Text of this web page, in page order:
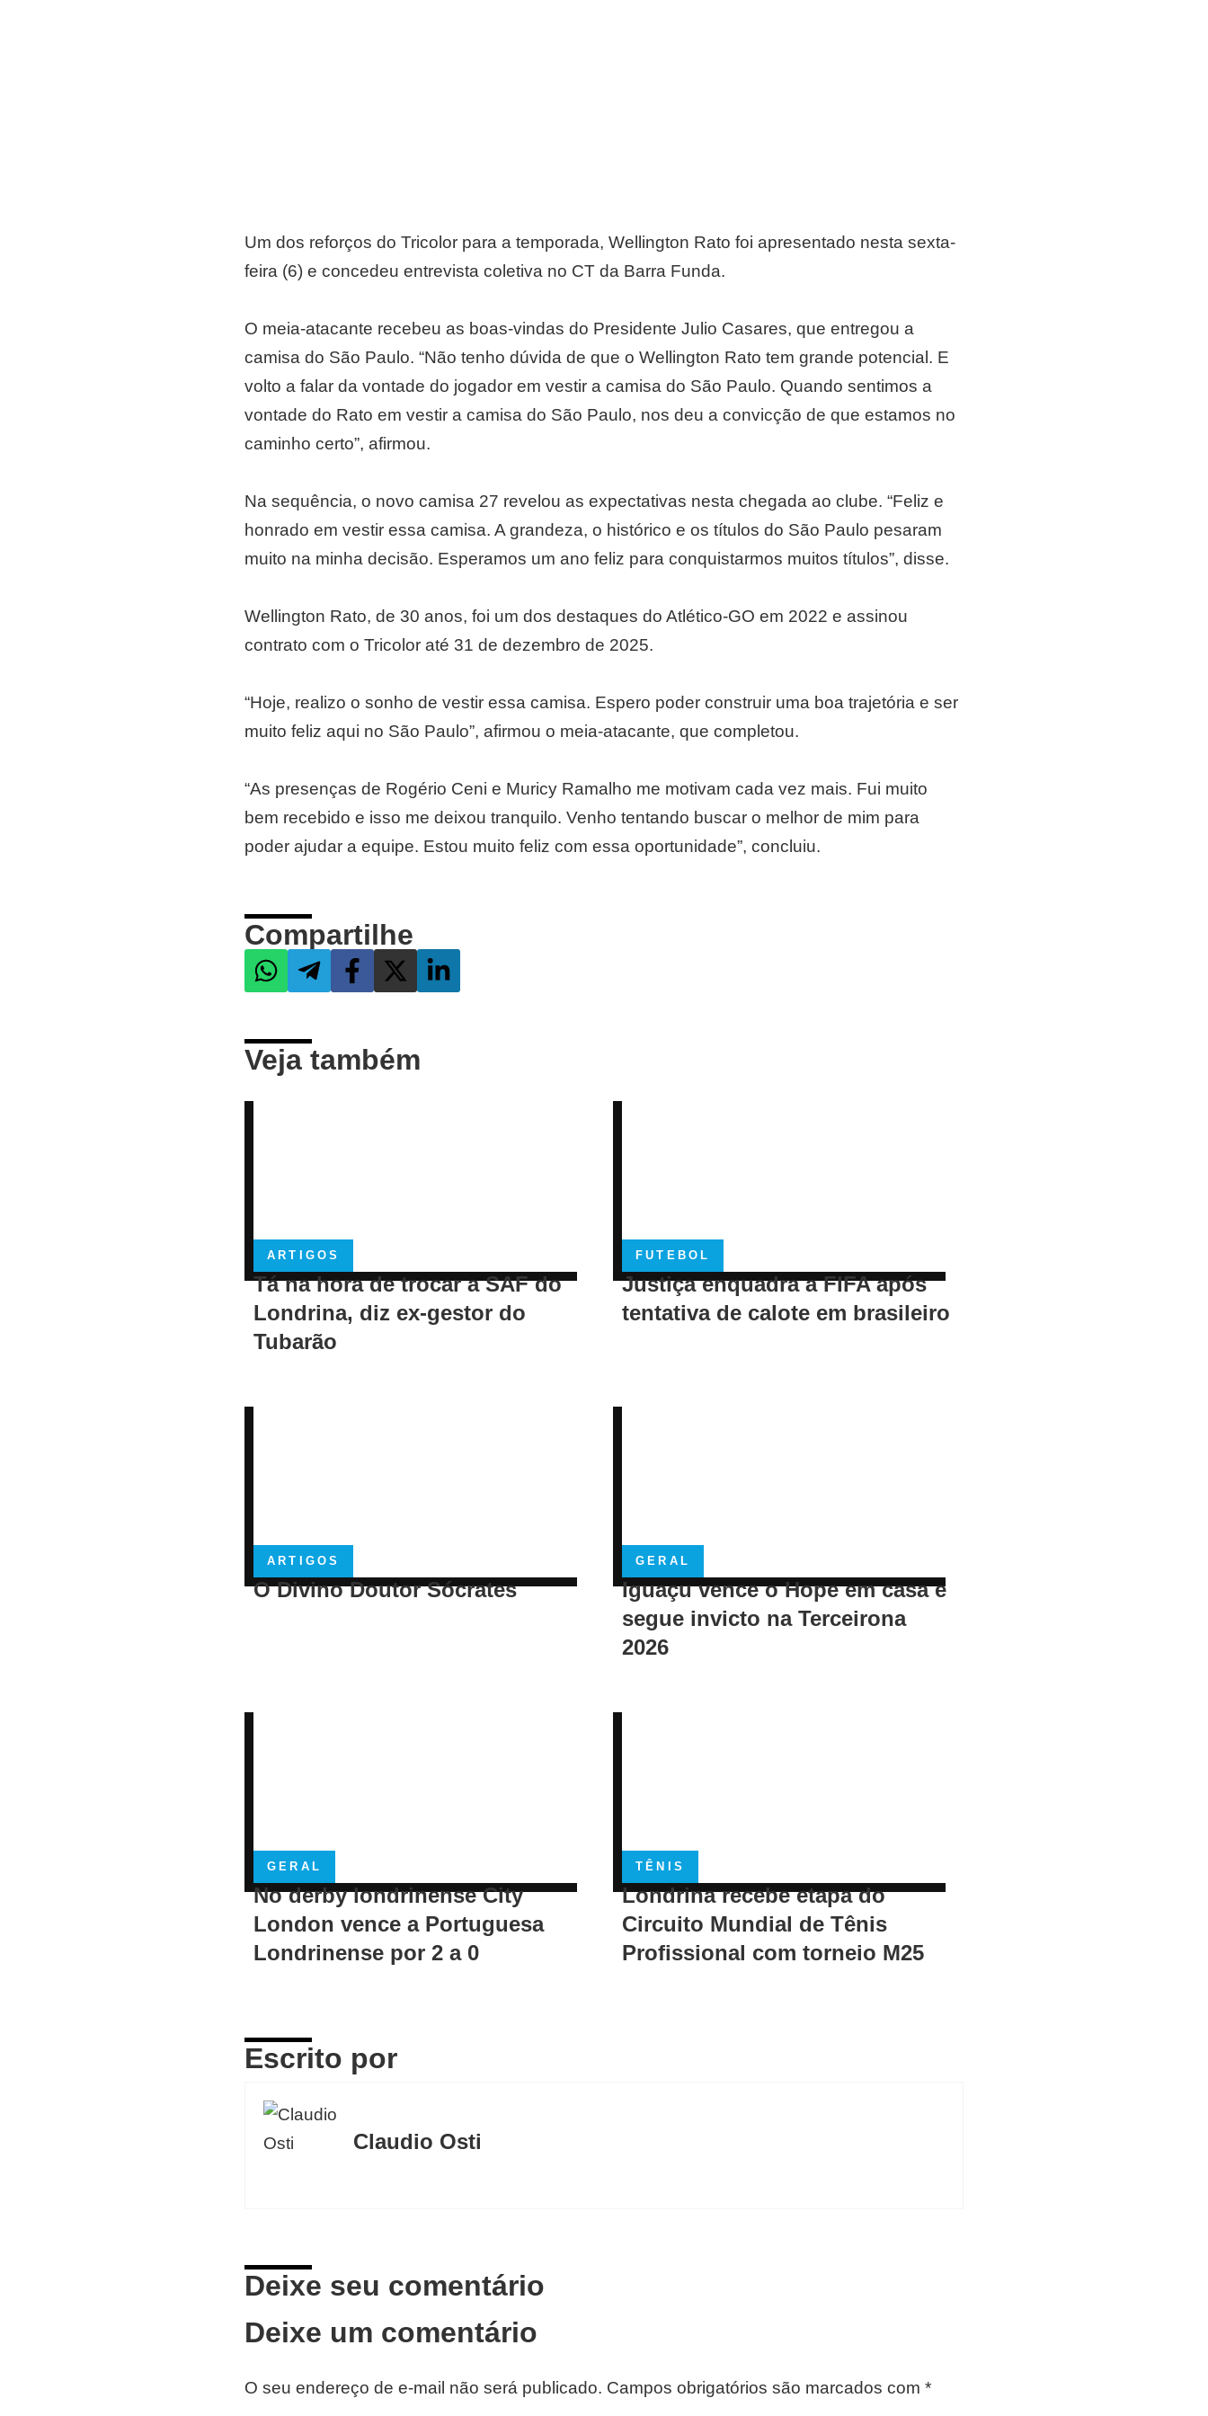
Um dos reforços do Tricolor para a temporada, Wellington Rato foi apresentado nesta sexta-
feira (6) e concedeu entrevista coletiva no CT da Barra Funda.
O meia-atacante recebeu as boas-vindas do Presidente Julio Casares, que entregou a
camisa do São Paulo. “Não tenho dúvida de que o Wellington Rato tem grande potencial. E
volto a falar da vontade do jogador em vestir a camisa do São Paulo. Quando sentimos a
vontade do Rato em vestir a camisa do São Paulo, nos deu a convicção de que estamos no
caminho certo”, afirmou.
Na sequência, o novo camisa 27 revelou as expectativas nesta chegada ao clube. “Feliz e
honrado em vestir essa camisa. A grandeza, o histórico e os títulos do São Paulo pesaram
muito na minha decisão. Esperamos um ano feliz para conquistarmos muitos títulos”, disse.
Wellington Rato, de 30 anos, foi um dos destaques do Atlético-GO em 2022 e assinou
contrato com o Tricolor até 31 de dezembro de 2025.
“Hoje, realizo o sonho de vestir essa camisa. Espero poder construir uma boa trajetória e ser
muito feliz aqui no São Paulo”, afirmou o meia-atacante, que completou.
“As presenças de Rogério Ceni e Muricy Ramalho me motivam cada vez mais. Fui muito
bem recebido e isso me deixou tranquilo. Venho tentando buscar o melhor de mim para
poder ajudar a equipe. Estou muito feliz com essa oportunidade”, concluiu.
Compartilhe
Veja também
ARTIGOS
Tá na hora de trocar a SAF do
Londrina, diz ex-gestor do
Tubarão
FUTEBOL
Justiça enquadra a FIFA após
tentativa de calote em brasileiro
ARTIGOS
O Divino Doutor Sócrates
GERAL
Iguaçu vence o Hope em casa e
segue invicto na Terceirona
2026
GERAL
No derby londrinense City
London vence a Portuguesa
Londrinense por 2 a 0
TÊNIS
Londrina recebe etapa do
Circuito Mundial de Tênis
Profissional com torneio M25
Escrito por
Claudio Osti
Deixe seu comentário
Deixe um comentário
O seu endereço de e-mail não será publicado. Campos obrigatórios são marcados com *